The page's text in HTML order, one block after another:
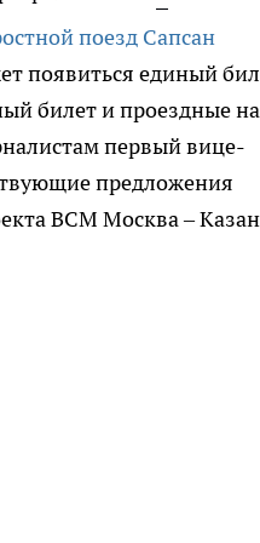
появиться единый
билет и проездные на
первый вице-
предложения
ВСМ Москва –